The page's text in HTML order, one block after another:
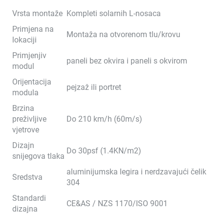
Vrsta montaže Kompleti solarnih L-nosaca
Primjena na
lokaciji
Montaža na otvorenom tlu/krovu
Primjenjiv
modul
paneli bez okvira i paneli s okvirom
Orijentacija
modula
pejzaž ili portret
Brzina
preživljive
vjetrove
Do 210 km/h (60m/s)
Dizajn
snijegova tlaka
Do 30psf (1.4KN/m2)
Sredstva
aluminijumska legira i nerdzavajući čelik
304
Standardi
dizajna
CE&AS / NZS 1170/ISO 9001